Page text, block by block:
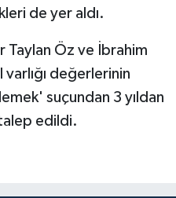
de yer aldı.
Taylan Öz ve İbrahim
varlığı değerlerinin
suçundan 3 yıldan
edildi.